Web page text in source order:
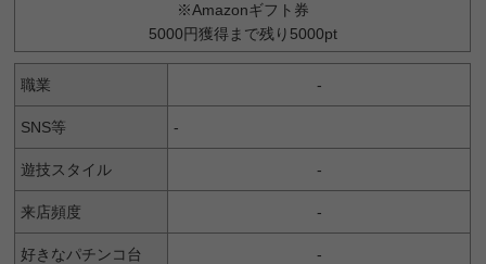
※Amazonギフト券
5000円獲得まで残り5000pt
職業 -
SNS等 -
遊技スタイル -
来店頻度 -
好きなパチンコ台 -